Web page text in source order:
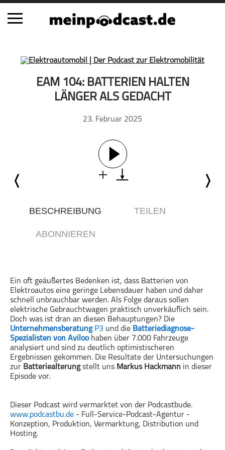
Alle Podcasts
Fiktion
Geschichte
Gesellschaft & Kultur
Heim & Garten
Hobbys & Interessen
Immobilien
Karriere
Kinder & Familie
Kunst & Unterhaltung
Musik
Politik & Regierung
Recht, Regierung & Politik
EAM 104: BATTERIEN HALTEN
LÄNGER ALS GEDACHT
23. Februar 2025
BESCHREIBUNG TEILEN
ABONNIEREN
Ein oft geäußertes Bedenken ist, dass Batterien von
Elektroautos eine geringe Lebensdauer haben und daher
schnell unbrauchbar werden. Als Folge daraus sollen
elektrische Gebrauchtwagen praktisch unverkäuflich sein.
Doch was ist dran an diesen Behauptungen? Die
Unternehmensberatung P3 und die Batteriediagnose-
Spezialisten von Aviloohaben über 7.000 Fahrzeuge
analysiert und sind zu deutlich optimistischeren
Ergebnissen gekommen. Die Resultate der Untersuchungen
zur Batteriealterungstellt uns Markus Hackmann in dieser
Episode vor.
Dieser Podcast wird vermarktet von der Podcastbude.
www.podcastbu.de - Full-Service-Podcast-Agentur -
Konzeption, Produktion, Vermarktung, Distribution und
Hosting.